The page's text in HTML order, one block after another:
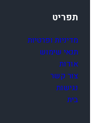
תפריט
מדיניות ופרטיות
תנאי שימוש
אודות
צור קשר
נגישות
בית